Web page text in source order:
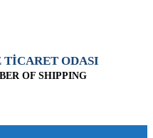
TİCARET ODASI
OF SHIPPING